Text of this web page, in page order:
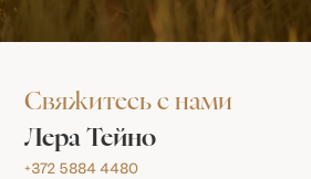
Свяжитесь с нами
Лера Тейно
+372 5884 4480